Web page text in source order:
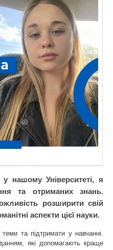
Університеті, я
та отриманих знань.
розширити свій
аспекти цієї науки.
та підтримати у навчанні.
які допомагають краще